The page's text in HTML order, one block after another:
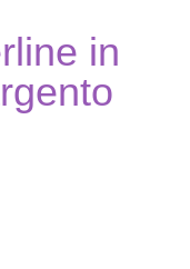
in